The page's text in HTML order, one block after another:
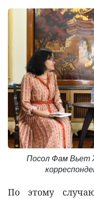
Посол Фам Вьет
По этому